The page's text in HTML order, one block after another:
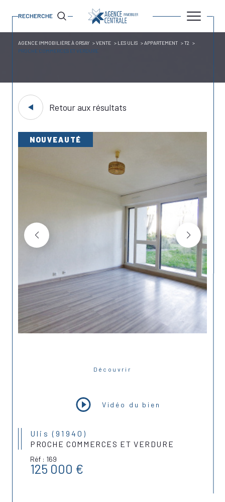
RECHERCHE
AGENCE IMMOBILIÈRE À ORSAY VENTE LES ULIS APPARTEMENT
T2
PROCHE COMMERCES ET VERDURE
Retour aux résultats
NOUVEAUTÉ
Découvrir
Vidéo du bien
Ulis (91940)
PROCHE COMMERCES ET VERDURE
Réf : 169
125 000 €